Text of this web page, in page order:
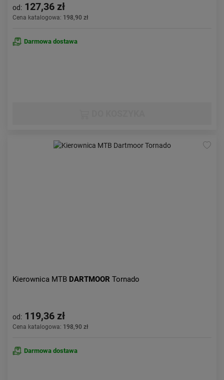
od: 127,36 zł
Cena katalogowa: 198,90 zł
Darmowa dostawa
Kierownica MTB DARTMOOR Tornado
od: 119,36 zł
Cena katalogowa: 198,90 zł
Darmowa dostawa